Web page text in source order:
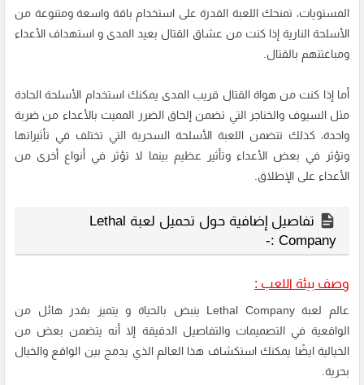
المستويات، تمنحك اللعبة القدرة على استخدام باقة واسعة ومتنوعة من
الأسلحة النارية إذا كنت من عشاق القتال بعيد المدى و استهداف الأعداء
ومباغتتهم بالقتال.
أما إذا كنت من هواة القتال قريب المدى يمكنك استخدام الأسلحة الحادة
مثل السيوف والخناجر التي تضمن إلحاق الضرر المميت بالأعداء من ضربة
واحدة، كذلك تتضمن اللعبة الأسلحة السحرية التي تختلف في تأثيراتها
وتؤثر في بعض الأعداء وتأثير عظيم بينما لا تؤثر في أنواع أخرى من
الأعداء على الإطلاق.
تفاصيل إضافية حول تحميل لعبة Lethal
Company :-
وصف بيئة اللعب :
عالم لعبة Lethal Company ينبض بالحياة و يتميز بقدر هائل من
الواقعية في التصميمات والتفاصيل الدقيقة إلا أنه يتضمن بعض من
الخيالية ايضًا يمكنك استكشاف هذا العالم الذي يدمج بين الواقع والخيال
بحرية.